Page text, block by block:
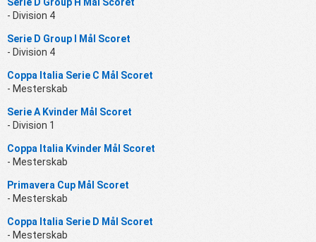
Serie D Group H Mål Scoret
- Division 4
Serie D Group I Mål Scoret
- Division 4
Coppa Italia Serie C Mål Scoret
- Mesterskab
Serie A Kvinder Mål Scoret
- Division 1
Coppa Italia Kvinder Mål Scoret
- Mesterskab
Primavera Cup Mål Scoret
- Mesterskab
Coppa Italia Serie D Mål Scoret
- Mesterskab